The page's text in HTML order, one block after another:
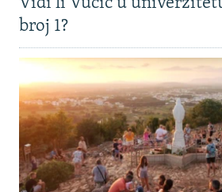
Vidi li Vučić u
broj 1?